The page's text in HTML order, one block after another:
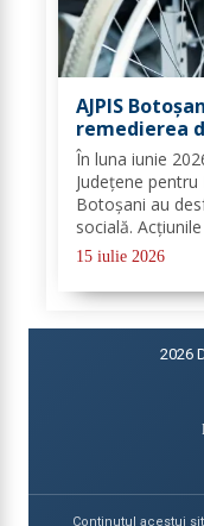
AJPIS
remedierea
valoare de
sociali
În luna iunie
Județene pentru
Botoșani au
socială.
sunt respectate
15 iulie 2026
2026
Continutul acestui